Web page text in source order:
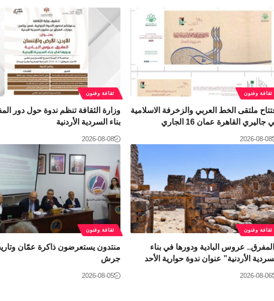
ثقافة وفنون
ملتقى الخط العربي والزخرفة الاسلامية
جاليري القاهرة عمان 16 الجاري
2026-08-08
ثقافة وفنون
وزارة الثقافة تنظم ندوة حول دور
بناء السردية الأردنية
2026-08-08
ثقافة وفنون
عروس البادية ودورها في بناء
الأردنية” عنوان ندوة حوارية الأحد
2026-08-06
ثقافة وفنون
منتدون يستعرضون ذاكرة عمّان
جرش
2026-08-05